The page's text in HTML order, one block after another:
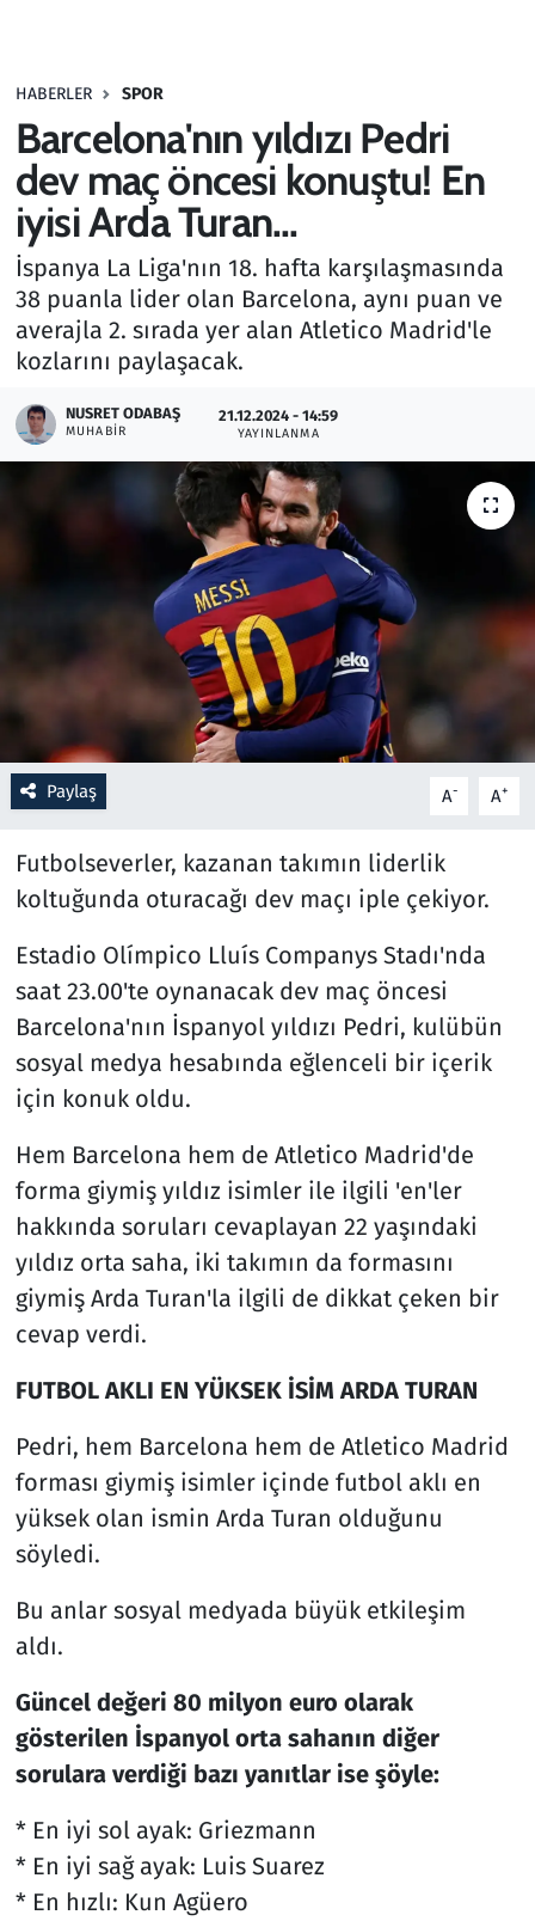
HABERLER SPOR
Barcelona'nın yıldızı Pedri
dev maç öncesi konuştu! En
iyisi Arda Turan...
İspanya La Liga'nın 18. hafta karşılaşmasında
38 puanla lider olan Barcelona, aynı puan ve
averajla 2. sırada yer alan Atletico Madrid'le
kozlarını paylaşacak.
NUSRET ODABAŞ
MUHABIR
21.12.2024 - 14:59
YAYINLANMA
Paylaş A- A+
Futbolseverler, kazanan takımın liderlik
koltuğunda oturacağı dev maçı iple çekiyor.
Estadio Olímpico Lluís Companys Stadı'nda
saat 23.00'te oynanacak dev maç öncesi
Barcelona'nın İspanyol yıldızı Pedri, kulübün
sosyal medya hesabında eğlenceli bir içerik
için konuk oldu.
Hem Barcelona hem de Atletico Madrid'de
forma giymiş yıldız isimler ile ilgili 'en'ler
hakkında soruları cevaplayan 22 yaşındaki
yıldız orta saha, iki takımın da formasını
giymiş Arda Turan'la ilgili de dikkat çeken bir
cevap verdi.
FUTBOL AKLI EN YÜKSEK İSİM ARDA TURAN
Pedri, hem Barcelona hem de Atletico Madrid
forması giymiş isimler içinde futbol aklı en
yüksek olan ismin Arda Turan olduğunu
söyledi.
Bu anlar sosyal medyada büyük etkileşim
aldı.
Güncel değeri 80 milyon euro olarak
gösterilen İspanyol orta sahanın diğer
sorulara verdiği bazı yanıtlar ise şöyle:
* En iyi sol ayak: Griezmann
* En iyi sağ ayak: Luis Suarez
* En hızlı: Kun Agüero
Haber
Kültür Sanat
Kurumsal Haberler
Lezzet Durağı
Memur ve Kamu
Otomobil
Oyun
Ramazan
Resmi İlanlar
Rüya Tabirleri
Sağlık
Savunma Sanayi
Spor
Teknoloji ve Bilim
Televizyon